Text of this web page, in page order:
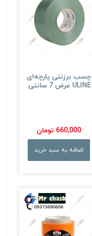
چسب برزنتی پارچه‌ای
ULINE عرض 7 سانتی
660,000 تومان
اضافه به سبد خرید